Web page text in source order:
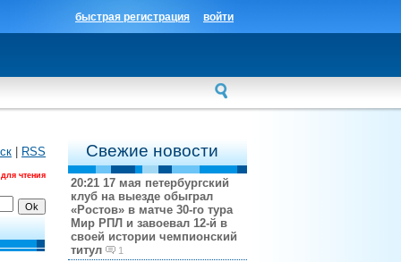
войти
быстрая регистрация
Свежие новости
20:21 17 мая петербургский
клуб на выезде обыграл
«Ростов» в матче 30-го тура
Мир РПЛ и завоевал 12-й в
своей истории чемпионский
титул
1
RSS
чтения